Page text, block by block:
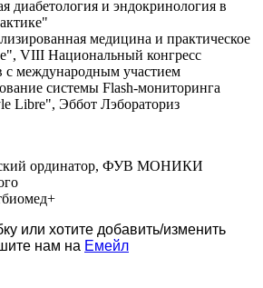
диабетология и эндокринология в
медицина и практическое
VIII Национальный конгресс
с международным участием
системы Flash-мониторинга
Libre", Эббот Лэбораториз
ординатор, ФУВ МОНИКИ
или хотите добавить/изменить
нам на Емейл